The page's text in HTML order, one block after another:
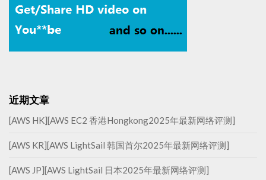
近期文章
[AWS HK][AWS EC2 香港Hongkong2025年最新网络评测]
[AWS KR][AWS LightSail 韩国首尔2025年最新网络评测]
[AWS JP][AWS LightSail 日本2025年最新网络评测]